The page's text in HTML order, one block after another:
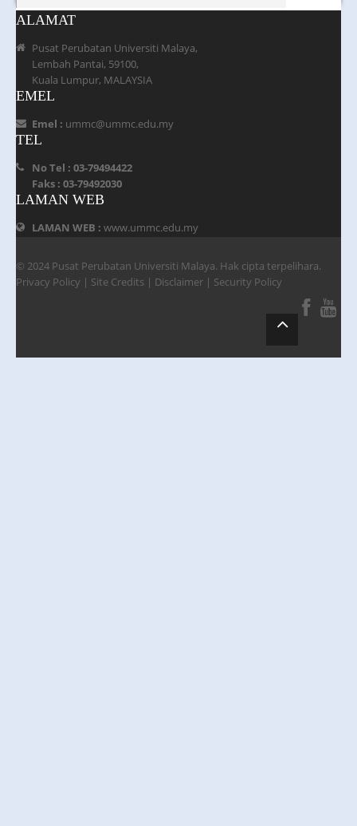
ALAMAT
Pusat Perubatan Universiti Malaya,
Lembah Pantai, 59100,
Kuala Lumpur, MALAYSIA
EMEL
Emel : ummc@ummc.edu.my
TEL
No Tel : 03-79494422
Faks : 03-79492030
LAMAN WEB
LAMAN WEB : www.ummc.edu.my
© 2024 Pusat Perubatan Universiti Malaya. Hak cipta terpelihara.
Privacy Policy | Site Credits | Disclaimer | Security Policy